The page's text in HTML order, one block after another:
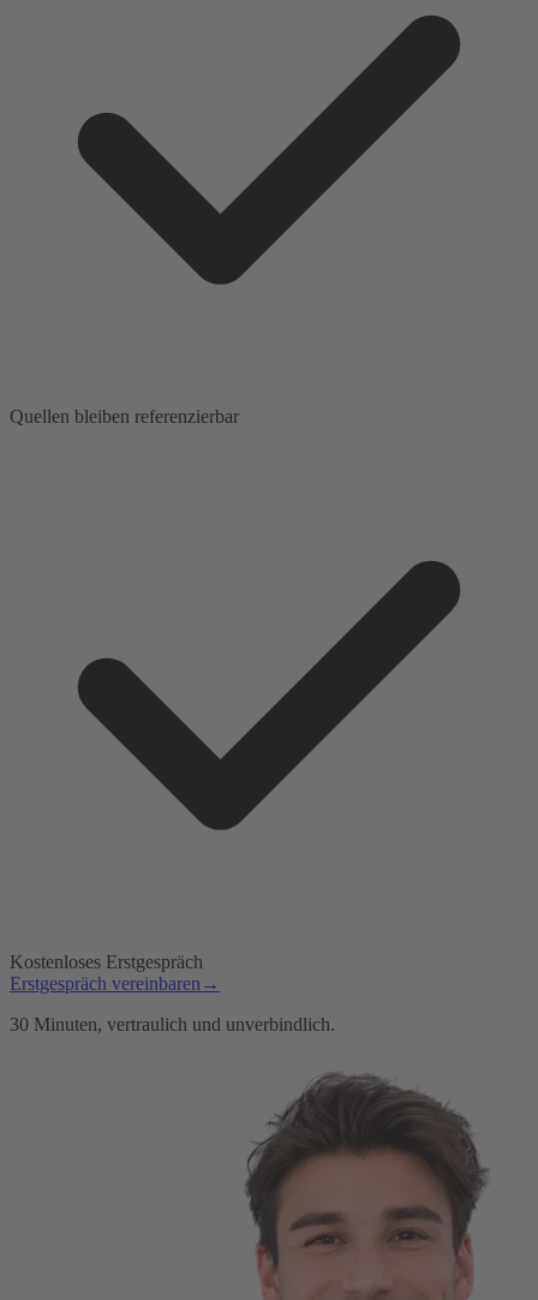
Quellen bleiben referenzierbar
Kostenloses Erstgespräch
Erstgespräch vereinbaren →
30 Minuten, vertraulich und unverbindlich.